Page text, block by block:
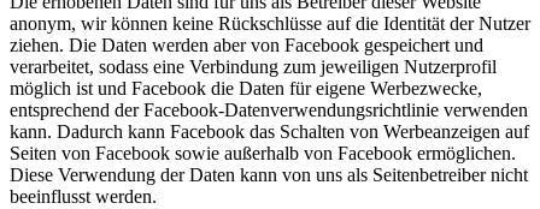
anonym, wir können keine Rückschlüsse auf die Identität der Nutzer
ziehen. Die Daten werden aber von Facebook gespeichert und
verarbeitet, sodass eine Verbindung zum jeweiligen Nutzerprofil
möglich ist und Facebook die Daten für eigene Werbezwecke,
entsprechend der Facebook-Datenverwendungsrichtlinie verwenden
kann. Dadurch kann Facebook das Schalten von Werbeanzeigen auf
Seiten von Facebook sowie außerhalb von Facebook ermöglichen.
Diese Verwendung der Daten kann von uns als Seitenbetreiber nicht
beeinflusst werden.